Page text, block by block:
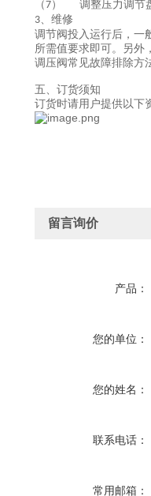
（7）
调整压力调节
3、维修
调节阀投入运行后，一
所需值要求即可。另外
调压阀常见故障排除方
五、订货须知
订货时请用户提供以下
留言询价
产品：
您的单位：
您的姓名：
联系电话：
常用邮箱：